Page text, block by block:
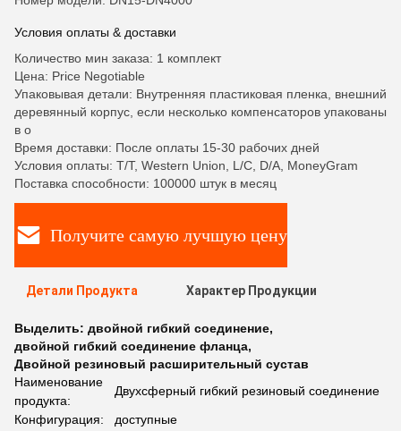
Условия оплаты & доставки
Количество мин заказа: 1 комплект
Цена: Price Negotiable
Упаковывая детали: Внутренняя пластиковая пленка, внешний
деревянный корпус, если несколько компенсаторов упакованы
в о
Время доставки: После оплаты 15-30 рабочих дней
Условия оплаты: T/T, Western Union, L/C, D/A, MoneyGram
Поставка способности: 100000 штук в месяц
Получите самую лучшую цену
Детали Продукта Характер Продукции
Выделить: двойной гибкий соединение,
двойной гибкий соединение фланца,
Двойной резиновый расширительный сустав
Наименование
продукта:
Двухсферный гибкий резиновый соединение
Конфигурация:
доступные